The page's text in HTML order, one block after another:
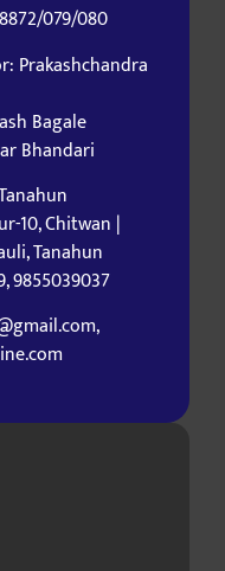
079/080
Prakashchandra
Bagale
Bhandari
10, Chitwan |
Tanahun
9855039037